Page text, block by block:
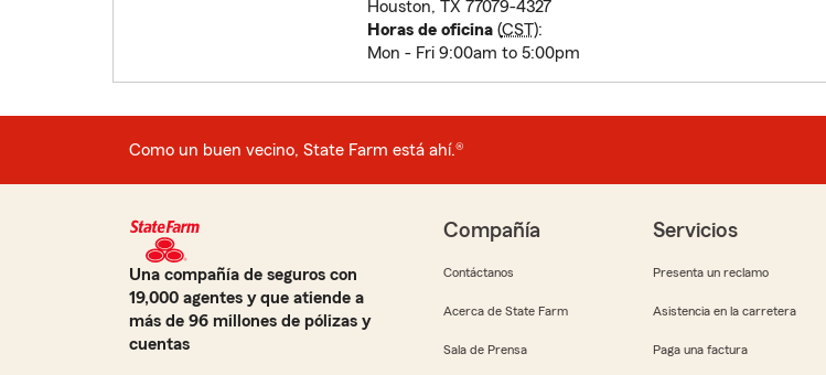
Houston, TX 77079-4327
Horas de oficina(CST):
Mon - Fri 9:00am to 5:00pm
Como un buen vecino, State Farm está ahí.®
Una compañía de seguros con
19,000 agentes y que atiende a
más de 96 millones de pólizas y
cuentas
Compañía
Contáctanos
Acerca de State Farm
Sala de Prensa
Servicios
Presenta un reclamo
Asistencia en la carretera
Paga una factura